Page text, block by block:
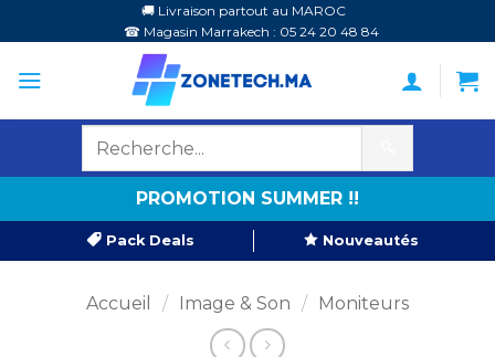
au
contenu
🚚 Livraison partout au MAROC
☎ Magasin Marrakech : 05 24 20 48 84
PROMOTION SUMMER !!
Pack Deals Nouveautés
Accueil / Image & Son / Moniteurs